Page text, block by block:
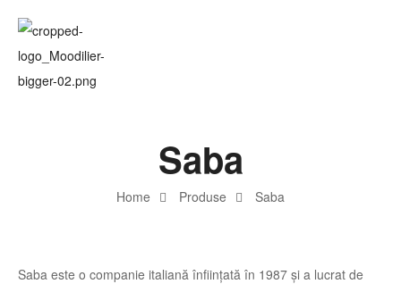
Home Produse Saba
Saba
Saba este o companie italiană înființată în 1987 și a lucrat de